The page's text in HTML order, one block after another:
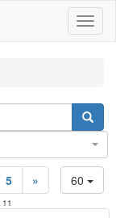
60
5 »